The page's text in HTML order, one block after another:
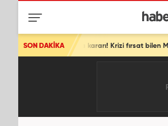
SON DAKİKA
Krizi fırsat bilen Milano'ya tokat gibi misilleme